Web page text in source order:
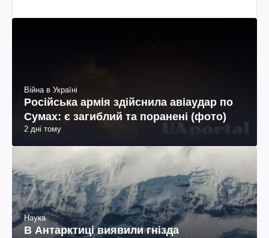
Війна в Україні
Російська армія здійснила авіаудар по
Сумах: є загиблий та поранені (фото)
2 дні тому
Наука
В Антарктиці виявили гнізда